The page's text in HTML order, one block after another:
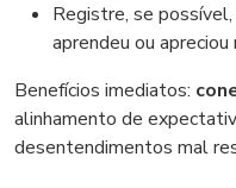
Registre, se possível,
aprendeu ou apreciou
Benefícios imediatos:
alinhamento de
desentendimentos mal